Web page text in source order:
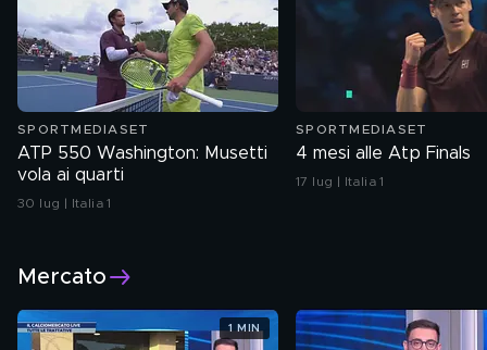
SPORTMEDIASET
ATP 550 Washington: Musetti
vola ai quarti
30 lug | Italia 1
SPORTMEDIASET
4 mesi alle Atp Finals
17 lug | Italia 1
Mercato
1 MIN